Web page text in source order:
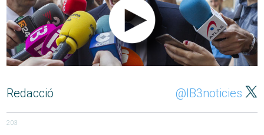
Redacció @IB3noticies
203